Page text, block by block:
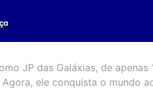
JP das Galáxias, de
ele conquista o mundo